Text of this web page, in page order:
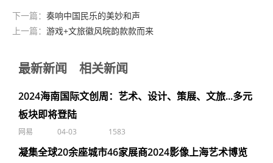
下一篇： 奏响中国民乐的美妙和声
上一篇： 游戏+文旅徽风皖韵款款而来
最新新闻 相关新闻
2024海南国际文创周：艺术、设计、策展、文旅...多元
板块即将登陆
网易 04-03 1583
凝集全球20余座城市46家展商2024影像上海艺术博览